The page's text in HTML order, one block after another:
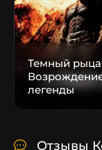
Темный
легенды
Отзывы